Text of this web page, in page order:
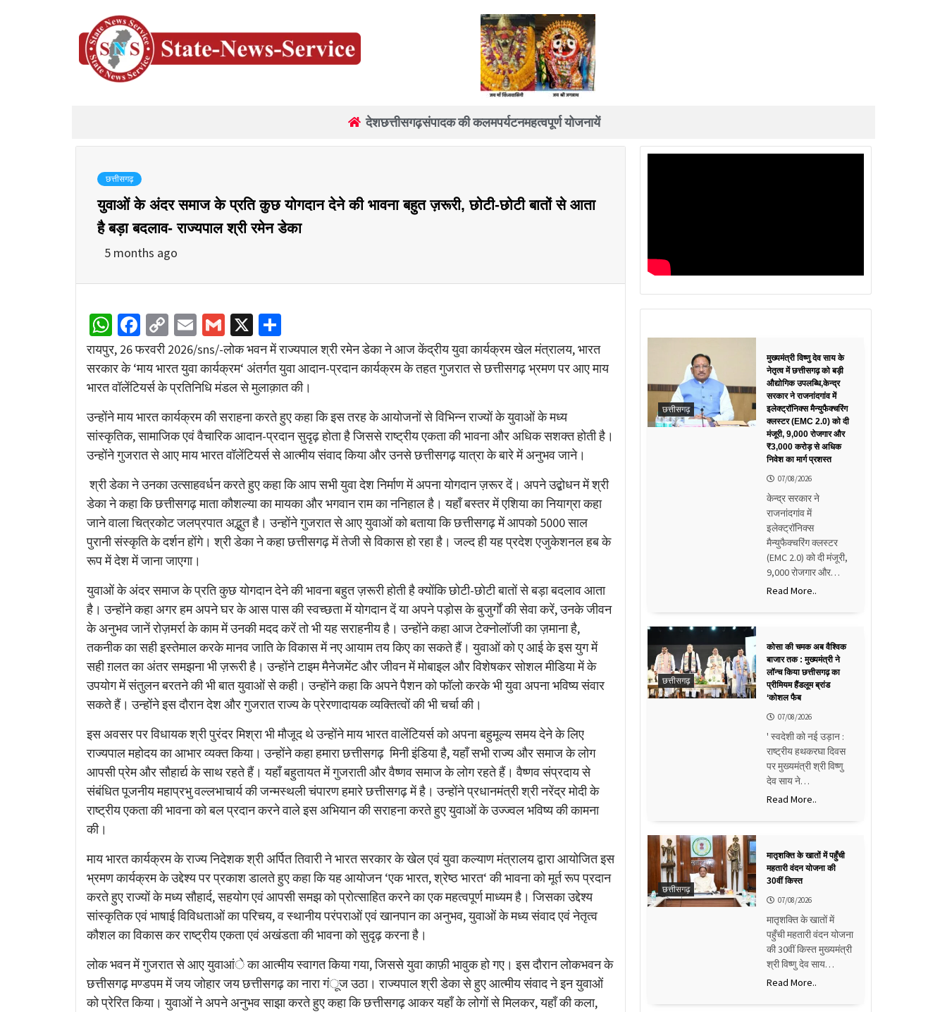
देशछत्तीसगढ़संपादक की कलमपर्यटनमहत्वपूर्ण योजनायें
छत्तीसगढ़
युवाओं के अंदर समाज के प्रति कुछ योगदान देने की भावना बहुत ज़रूरी, छोटी-छोटी बातों से आता
है बड़ा बदलाव- राज्यपाल श्री रमेन डेका
5 months ago
WhatsApp
Facebook
Copy
Link
EmailGmail
X
रायपुर, 26 फरवरी 2026/sns/-लोक भवन में राज्यपाल श्री रमेन डेका ने आज केंद्रीय युवा कार्यक्रम खेल मंत्रालय, भारत
सरकार के ‘माय भारत युवा कार्यक्रम‘ अंतर्गत युवा आदान-प्रदान कार्यक्रम के तहत गुजरात से छत्तीसगढ़ भ्रमण पर आए माय
भारत वॉलेंटियर्स के प्रतिनिधि मंडल से मुलाक़ात की।
उन्होंने माय भारत कार्यक्रम की सराहना करते हुए कहा कि इस तरह के आयोजनों से विभिन्न राज्यों के युवाओं के मध्य
सांस्कृतिक, सामाजिक एवं वैचारिक आदान-प्रदान सुदृढ़ होता है जिससे राष्ट्रीय एकता की भावना और अधिक सशक्त होती है।
उन्होंने गुजरात से आए माय भारत वॉलेंटियर्स से आत्मीय संवाद किया और उनसे छत्तीसगढ़ यात्रा के बारे में अनुभव जाने।
श्री डेका ने उनका उत्साहवर्धन करते हुए कहा कि आप सभी युवा देश निर्माण में अपना योगदान ज़रूर दें। अपने उद्बोधन में श्री
डेका ने कहा कि छत्तीसगढ़ माता कौशल्या का मायका और भगवान राम का ननिहाल है। यहाँ बस्तर में एशिया का नियाग्रा कहा
जाने वाला चित्रकोट जलप्रपात अद्भुत है। उन्होंने गुजरात से आए युवाओं को बताया कि छत्तीसगढ़ में आपको 5000 साल
पुरानी संस्कृति के दर्शन होंगे। श्री डेका ने कहा छत्तीसगढ़ में तेजी से विकास हो रहा है। जल्द ही यह प्रदेश एजुकेशनल हब के
रूप में देश में जाना जाएगा।
युवाओं के अंदर समाज के प्रति कुछ योगदान देने की भावना बहुत ज़रूरी होती है क्योंकि छोटी-छोटी बातों से बड़ा बदलाव आता
है। उन्होंने कहा अगर हम अपने घर के आस पास की स्वच्छता में योगदान दें या अपने पड़ोस के बुजुर्गों की सेवा करें, उनके जीवन
के अनुभव जानें रोज़मर्रा के काम में उनकी मदद करें तो भी यह सराहनीय है। उन्होंने कहा आज टेक्नोलॉजी का ज़माना है,
तकनीक का सही इस्तेमाल करके मानव जाति के विकास में नए आयाम तय किए का सकते हैं। युवाओं को ए आई के इस युग में
सही ग़लत का अंतर समझना भी ज़रूरी है। उन्होंने टाइम मैनेजमेंट और जीवन में मोबाइल और विशेषकर सोशल मीडिया में के
उपयोग में संतुलन बरतने की भी बात युवाओं से कही। उन्होंने कहा कि अपने पैशन को फॉलो करके भी युवा अपना भविष्य संवार
सकते हैं। उन्होंने इस दौरान देश और गुजरात राज्य के प्रेरणादायक व्यक्तित्वों की भी चर्चा की।
इस अवसर पर विधायक श्री पुरंदर मिश्रा भी मौजूद थे उन्होंने माय भारत वालेंटियर्स को अपना बहुमूल्य समय देने के लिए
राज्यपाल महोदय का आभार व्यक्त किया। उन्होंने कहा हमारा छत्तीसगढ़ मिनी इंडिया है, यहाँ सभी राज्य और समाज के लोग
आपसी प्रेम और सौहार्द्य के साथ रहते हैं। यहाँ बहुतायत में गुजराती और वैष्णव समाज के लोग रहते हैं। वैष्णव संप्रदाय से
संबंधित पूजनीय महाप्रभु वल्लभाचार्य की जन्मस्थली चंपारण हमारे छत्तीसगढ़ में है। उन्होंने प्रधानमंत्री श्री नरेंद्र मोदी के
राष्ट्रीय एकता की भावना को बल प्रदान करने वाले इस अभियान की सराहना करते हुए युवाओं के उज्ज्वल भविष्य की कामना
की।
माय भारत कार्यक्रम के राज्य निदेशक श्री अर्पित तिवारी ने भारत सरकार के खेल एवं युवा कल्याण मंत्रालय द्वारा आयोजित इस
भ्रमण कार्यक्रम के उद्देश्य पर प्रकाश डालते हुए कहा कि यह आयोजन ‘एक भारत, श्रेष्ठ भारत‘ की भावना को मूर्त रूप प्रदान
करते हुए राज्यों के मध्य सौहार्द, सहयोग एवं आपसी समझ को प्रोत्साहित करने का एक महत्वपूर्ण माध्यम है। जिसका उद्देश्य
सांस्कृतिक एवं भाषाई विविधताओं का परिचय, व स्थानीय परंपराओं एवं खानपान का अनुभव, युवाओं के मध्य संवाद एवं नेतृत्व
कौशल का विकास कर राष्ट्रीय एकता एवं अखंडता की भावना को सुदृढ़ करना है।
लोक भवन में गुजरात से आए युवाआंे का आत्मीय स्वागत किया गया, जिससे युवा काफ़ी भावुक हो गए। इस दौरान लोकभवन के
छत्तीसगढ़ मण्डपम में जय जोहार जय छत्तीसगढ़ का नारा गंूज उठा। राज्यपाल श्री डेका से हुए आत्मीय संवाद ने इन युवाओं
को प्रेरित किया। युवाओं ने अपने अनुभव साझा करते हुए कहा कि छत्तीसगढ़ आकर यहाँ के लोगों से मिलकर, यहाँ की कला,
छत्तीसगढ़
मुख्यमंत्री विष्णु देव साय के
नेतृत्व में छत्तीसगढ़ को बड़ी
औद्योगिक उपलब्धि,केन्द्र
सरकार ने राजनांदगांव में
इलेक्ट्रॉनिक्स मैन्युफैक्चरिंग
क्लस्टर (EMC 2.0) को दी
मंजूरी, 9,000 रोजगार और
₹3,000 करोड़ से अधिक
निवेश का मार्ग प्रशस्त
07/08/2026
केन्द्र सरकार ने
राजनांदगांव में
इलेक्ट्रॉनिक्स
मैन्युफैक्चरिंग क्लस्टर
(EMC 2.0) को दी मंजूरी,
9,000 रोजगार और…
Read More..
छत्तीसगढ़
कोसा की चमक अब वैश्विक
बाजार तक : मुख्यमंत्री ने
लॉन्च किया छत्तीसगढ़ का
प्रीमियम हैंडलूम ब्रांड
‘कोशल फैब
07/08/2026
' स्वदेशी को नई उड़ान :
राष्ट्रीय हथकरघा दिवस
पर मुख्यमंत्री श्री विष्णु
देव साय ने…
Read More..
छत्तीसगढ़
मातृशक्ति के खातों में पहुँची
महतारी वंदन योजना की
30वीं किस्त
07/08/2026
मातृशक्ति के खातों में
पहुँची महतारी वंदन योजना
की 30वीं किस्त मुख्यमंत्री
श्री विष्णु देव साय…
Read More..